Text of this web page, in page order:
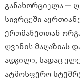
განახორციელა —
სივრცეში
ერთმანეთთან
ღვინის მაღაზიას
ადგილი, სადაც
ატმოსფერო